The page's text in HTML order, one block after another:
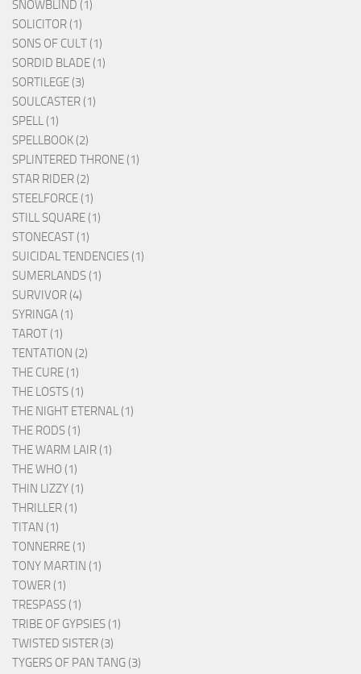
SNOWBLIND (1)
SOLICITOR (1)
SONS OF CULT (1)
SORDID BLADE (1)
SORTILEGE (3)
SOULCASTER (1)
SPELL (1)
SPELLBOOK (2)
SPLINTERED THRONE (1)
STAR RIDER (2)
STEELFORCE (1)
STILL SQUARE (1)
STONECAST (1)
SUICIDAL TENDENCIES (1)
SUMERLANDS (1)
SURVIVOR (4)
SYRINGA (1)
TAROT (1)
TENTATION (2)
THE CURE (1)
THE LOSTS (1)
THE NIGHT ETERNAL (1)
THE RODS (1)
THE WARM LAIR (1)
THE WHO (1)
THIN LIZZY (1)
THRILLER (1)
TITAN (1)
TONNERRE (1)
TONY MARTIN (1)
TOWER (1)
TRESPASS (1)
TRIBE OF GYPSIES (1)
TWISTED SISTER (3)
TYGERS OF PAN TANG (3)